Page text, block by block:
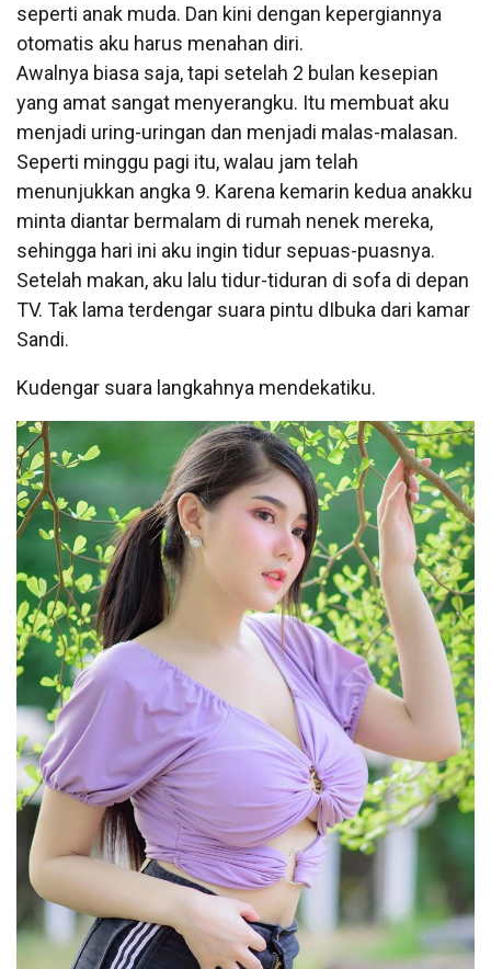
seperti anak muda. Dan kini dengan kepergiannya
otomatis aku harus menahan diri.
Awalnya biasa saja, tapi setelah 2 bulan kesepian
yang amat sangat menyerangku. Itu membuat aku
menjadi uring-uringan dan menjadi malas-malasan.
Seperti minggu pagi itu, walau jam telah
menunjukkan angka 9. Karena kemarin kedua anakku
minta diantar bermalam di rumah nenek mereka,
sehingga hari ini aku ingin tidur sepuas-puasnya.
Setelah makan, aku lalu tidur-tiduran di sofa di depan
TV. Tak lama terdengar suara pintu dIbuka dari kamar
Sandi.
Kudengar suara langkahnya mendekatiku.